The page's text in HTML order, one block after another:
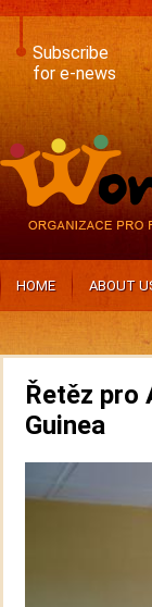
Skip
main
content
Subscribe
for e-news
HOME ABOUT
Řetěz pro
Guinea